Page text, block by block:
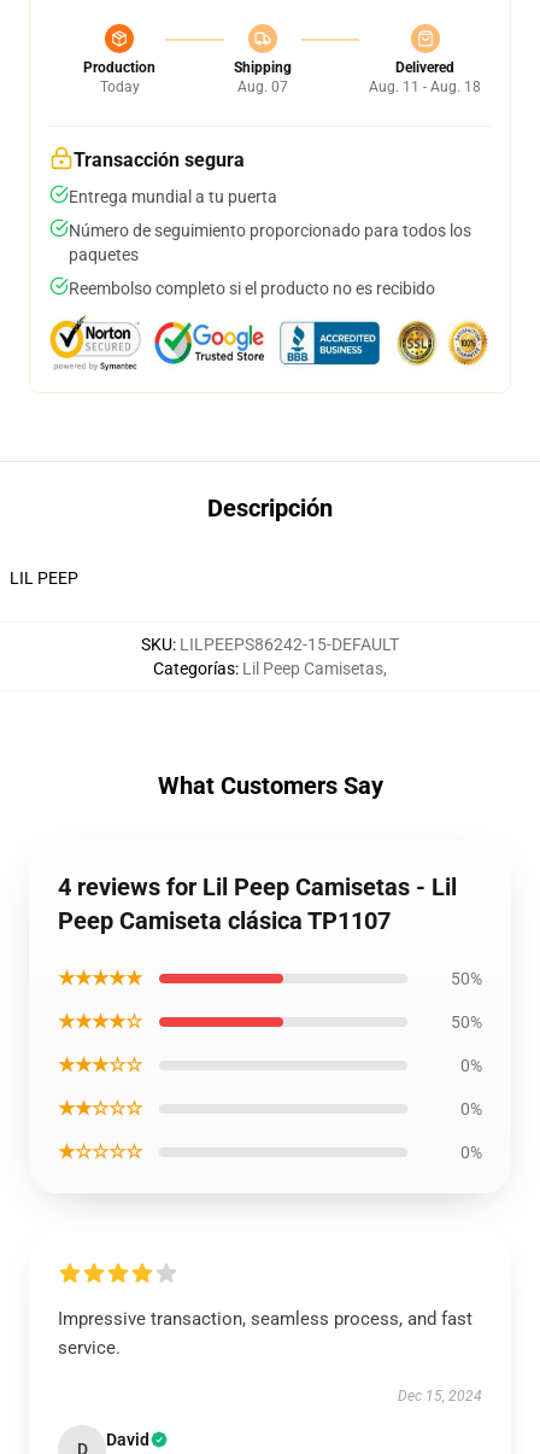
Production
Today
Shipping
Aug. 07
Delivered
Aug. 11 - Aug. 18
Transacción segura
Entrega mundial a tu puerta
Número de seguimiento proporcionado para todos los
paquetes
Reembolso completo si el producto no es recibido
Descripción
LIL PEEP
SKU: LILPEEPS86242-15-DEFAULT
Categorías: Lil Peep Camisetas,
What Customers Say
4 reviews for Lil Peep Camisetas - Lil
Peep Camiseta clásica TP1107
★★★★★ 50%
★★★★☆ 50%
★★★☆☆ 0%
★★☆☆☆ 0%
★☆☆☆☆ 0%
Impressive transaction, seamless process, and fast
service.
Dec 15, 2024
D David